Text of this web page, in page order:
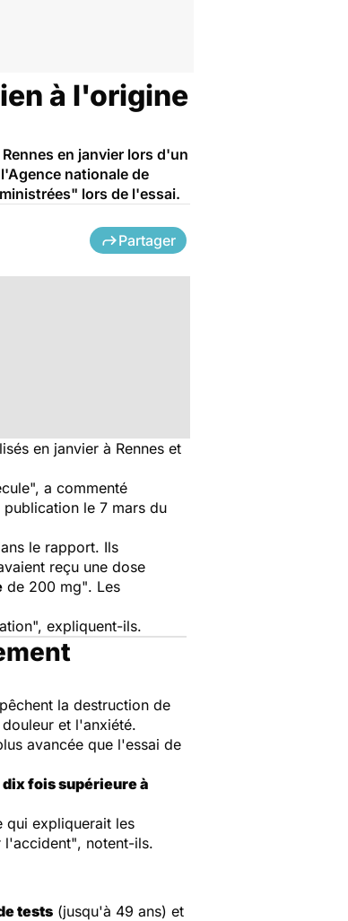
à l'origine
en janvier lors d'un
nationale de
lors de l'essai.
Partager
en janvier à Rennes et
a commenté
le 7 mars du
le rapport. Ils
reçu une dose
de 200 mg". Les
expliquent-ils.
la destruction de
et l'anxiété.
avancée que l'essai de
dix fois supérieure à
qui expliquerait les
l'accident", notent-ils.
tests (jusqu'à 49 ans) et